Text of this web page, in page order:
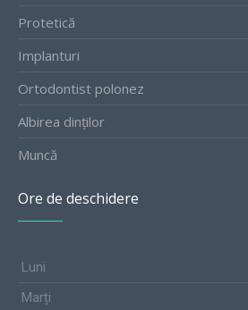
Protetică
Implanturi
Ortodontist polonez
Albirea dinților
Muncă
Ore de deschidere
Luni
Marți